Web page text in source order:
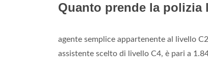
Quanto prende la polizia
agente semplice appartenente al livello
assistente scelto di livello C4, è pari a